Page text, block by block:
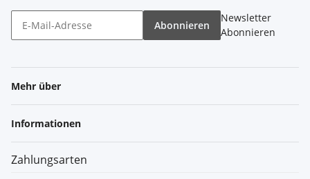
Abonnieren
Newsletter
Abonnieren
Mehr über
Informationen
Zahlungsarten